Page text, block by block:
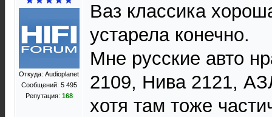
Откуда: Audioplanet
Сообщений: 5 495
Репутация: 168
Ваз классика
устарела конечно.
Мне русские авто
2109, Нива 2121,
хотя там тоже